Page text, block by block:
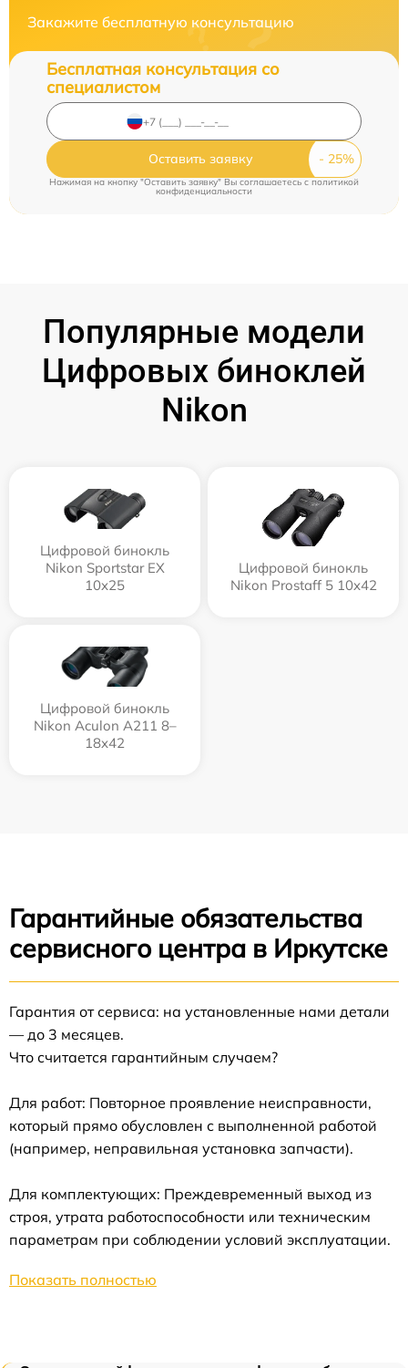
Закажите бесплатную консультацию
Бесплатная консультация со
специалистом
Оставить заявку
Нажимая на кнопку "Оставить заявку" Вы соглашаетесь cполитикой
конфиденциальности
Популярные модели
Цифровых биноклей
Nikon
Цифровой бинокль
Nikon Sportstar EX
10x25
Цифровой бинокль
Nikon Prostaff 5 10x42
Цифровой бинокль
Nikon Aculon A211 8–
18x42
Гарантийные обязательства
сервисного центра в Иркутске
Гарантия от сервиса: на установленные нами детали
— до 3 месяцев.
Что считается гарантийным случаем?
Для работ: Повторное проявление неисправности,
который прямо обусловлен с выполненной работой
(например, неправильная установка запчасти).
Для комплектующих: Преждевременный выход из
строя, утрата работоспособности или техническим
параметрам при соблюдении условий эксплуатации.
Показать полностью